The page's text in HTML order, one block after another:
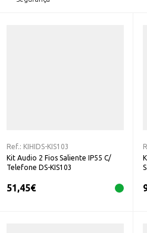
Ref.: KIHIDS-KIS103
Kit Audio 2 Fios Saliente IP55 C/
Telefone DS-KIS103
51,45€